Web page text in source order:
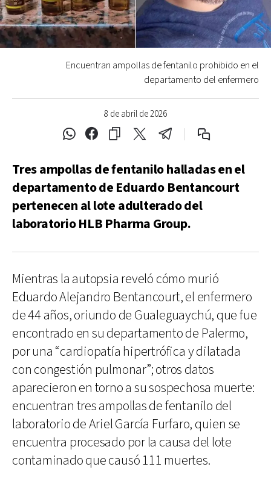
8 de abril de 2026
Encuentran ampollas de fentanilo prohibido en el
departamento del enfermero
Tres ampollas de fentanilo halladas en el
departamento de Eduardo Bentancourt
pertenecen al lote adulterado del
laboratorio HLB Pharma Group.
Mientras la autopsia reveló cómo murió
Eduardo Alejandro Bentancourt, el enfermero
de 44 años, oriundo de Gualeguaychú, que fue
encontrado en su departamento de Palermo,
por una “cardiopatía hipertrófica y dilatada
con congestión pulmonar”; otros datos
aparecieron en torno a su sospechosa muerte:
encuentran tres ampollas de fentanilo del
laboratorio de Ariel García Furfaro, quien se
encuentra procesado por la causa del lote
contaminado que causó 111 muertes.